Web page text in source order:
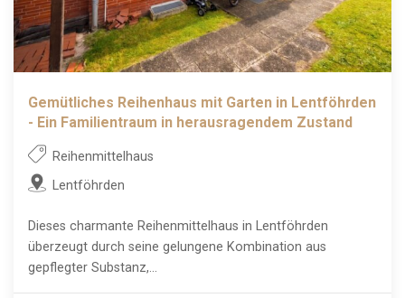
Gemütliches Reihenhaus mit Garten in Lentföhrden
- Ein Familientraum in herausragendem Zustand
Reihenmittelhaus
Lentföhrden
Dieses charmante Reihenmittelhaus in Lentföhrden
überzeugt durch seine gelungene Kombination aus
gepflegter Substanz,...